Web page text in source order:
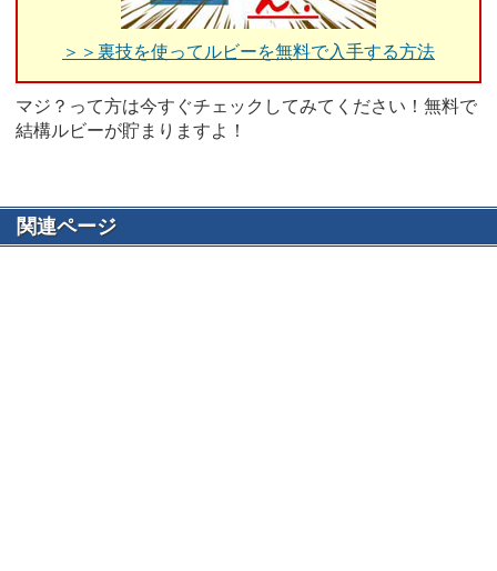
＞＞裏技を使ってルビーを無料で入手する方法
マジ？って方は今すぐチェックしてみてください！無料で
結構ルビーが貯まりますよ！
関連ページ